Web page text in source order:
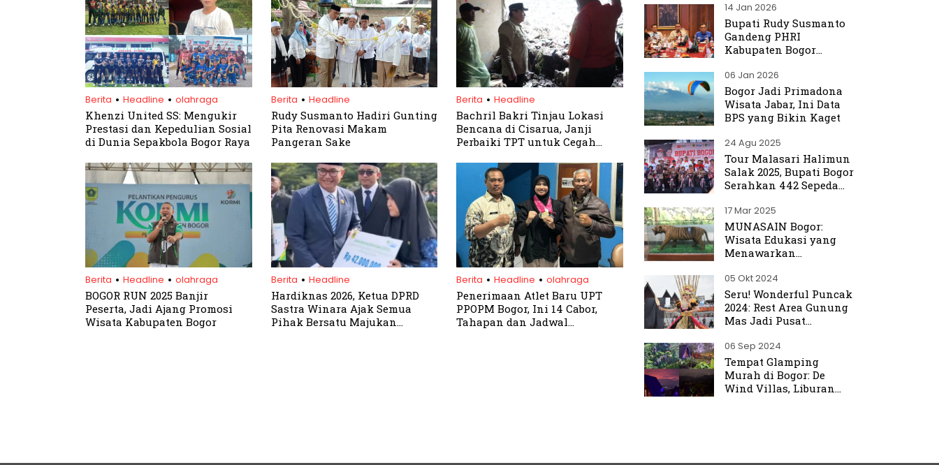
Berita . Headline . olahraga
Khenzi United SS: Mengukir
Prestasi dan Kepedulian Sosial
di Dunia Sepakbola Bogor Raya
Berita . Headline
Rudy Susmanto Hadiri Gunting
Pita Renovasi Makam
Pangeran Sake
Berita . Headline
Bachril Bakri Tinjau Lokasi
Bencana di Cisarua, Janji
Perbaiki TPT untuk Cegah
Berita . Headline . olahraga
BOGOR RUN 2025 Banjir
Peserta, Jadi Ajang Promosi
Wisata Kabupaten Bogor
Berita . Headline
Hardiknas 2026, Ketua DPRD
Sastra Winara Ajak Semua
Pihak Bersatu Majukan
Berita . Headline . olahraga
Penerimaan Atlet Baru UPT
PPOPM Bogor, Ini 14 Cabor,
Tahapan dan Jadwal
14 Jan 2026
Bupati Rudy Susmanto
Gandeng PHRI
Kabupaten Bogor
Sektor Pariwisata
06 Jan 2026
Bogor Jadi Primadona
Wisata Jabar, Ini Data
BPS yang Bikin Kaget
24 Agu 2025
Tour Malasari Halimun
Salak 2025, Bupati Bogor
Serahkan 442 Sepeda
17 Mar 2025
MUNASAIN Bogor:
Wisata Edukasi yang
Menawarkan
dari Kebun Raya Bogor
05 Okt 2024
Seru! Wonderful Puncak
2024: Rest Area Gunung
Mas Jadi Pusat
06 Sep 2024
Tempat Glamping
Murah di Bogor: De
Wind Villas, Liburan